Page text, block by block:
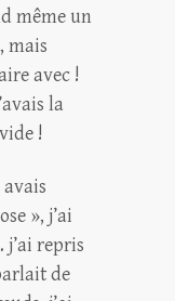
même un
mais
avec !
la
!
», j’ai
j’ai repris
de